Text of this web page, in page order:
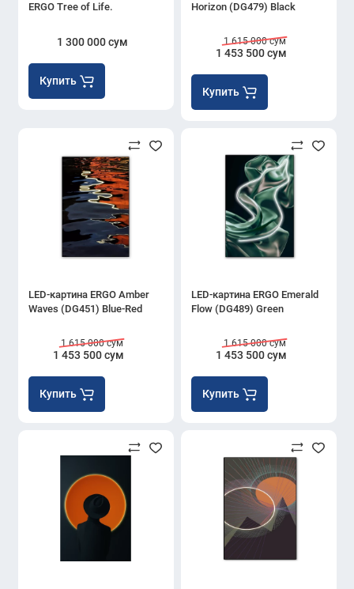
ERGO Tree of Life.
1 300 000 сум
Купить
Horizon (DG479) Black
1 453 500 сум
1 615 000 сум
Купить
LED-картина ERGO Amber
Waves (DG451) Blue-Red
1 453 500 сум
1 615 000 сум
Купить
LED-картина ERGO Emerald
Flow (DG489) Green
1 453 500 сум
1 615 000 сум
Купить